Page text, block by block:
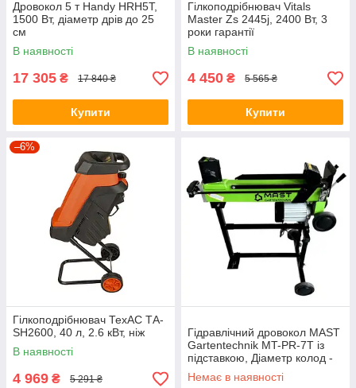
Дровокол 5 т Handy HRH5T,
1500 Вт, діаметр дрів до 25
см
В наявності
17 305 ₴ 17 840 ₴
Купити
Гілкоподрібнювач Vitals
Master Zs 2445j, 2400 Вт, 3
роки гарантії
+БЕЗКОШТОВНА ДОСТАВКА
на відділення нової пошти!
В наявності
4 450 ₴ 5 565 ₴
Купити
–6%
Гілкоподрібнювач ТехАС ТА-
SH2600, 40 л, 2.6 кВт, ніж
В наявності
4 969 ₴ 5 291 ₴
Гідравлічний дровокол MAST
Gartentechnik MT-PR-7T із
підставкою, Діаметр колод -
50-380 мм
Немає в наявності